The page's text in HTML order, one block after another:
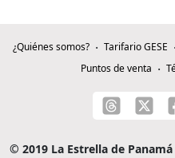
¿Quiénes somos? Tarifario GESE
Puntos de venta
© 2019 La Estrella de Panamá